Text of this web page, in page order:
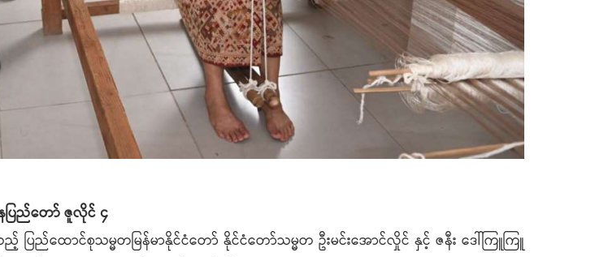
ပြည်တော် ဇူလိုင် ၄
ပြည်ထောင်စုသမ္မတမြန်မာနိုင်ငံတော် နိုင်ငံတော်သမ္မတ ဦးမင်းအောင်လှိုင် နှင့် ဇနီး ဒေါ်ကြူကြူ